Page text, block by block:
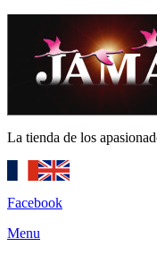
La tienda de los
Facebook
Menu